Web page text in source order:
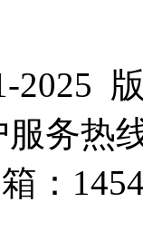
2025
务热
：